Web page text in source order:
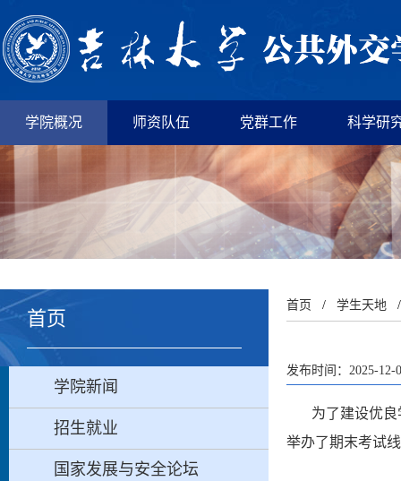
学院概况 师资队伍 党群工作 科学研
首页
学院新闻
招生就业
国家发展与安全论坛
首页 / 学生天地 /
发布时间：2025-
为了建设优良
举办了期末考试